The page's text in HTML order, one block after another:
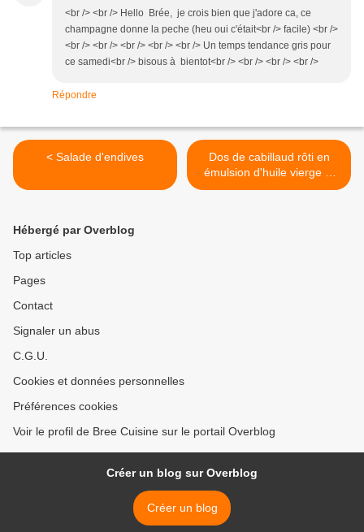
<br /> <br /> Hello Brée, je crois bien que j'adore ca, ce
champagne donne la peche (heu oui c'était<br /> facile) <br />
<br /> <br /> <br /> <br /> <br /> Un temps tendance gris pour
ce samedi<br /> bisous à bientot<br /> <br /> <br /> <br />
Répondre
< Salade d'endives
Dos de cabillaud rôti en
émulsion d'huile vierge et
menthe fraîche, par Alain
Hébergé par Overblog
Top articles
Pages
Contact
Signaler un abus
C.G.U.
Cookies et données personnelles
Préférences cookies
Voir le profil de Bree Cuisine sur le portail Overblog
Créer un blog sur Overblog
Créer un blog